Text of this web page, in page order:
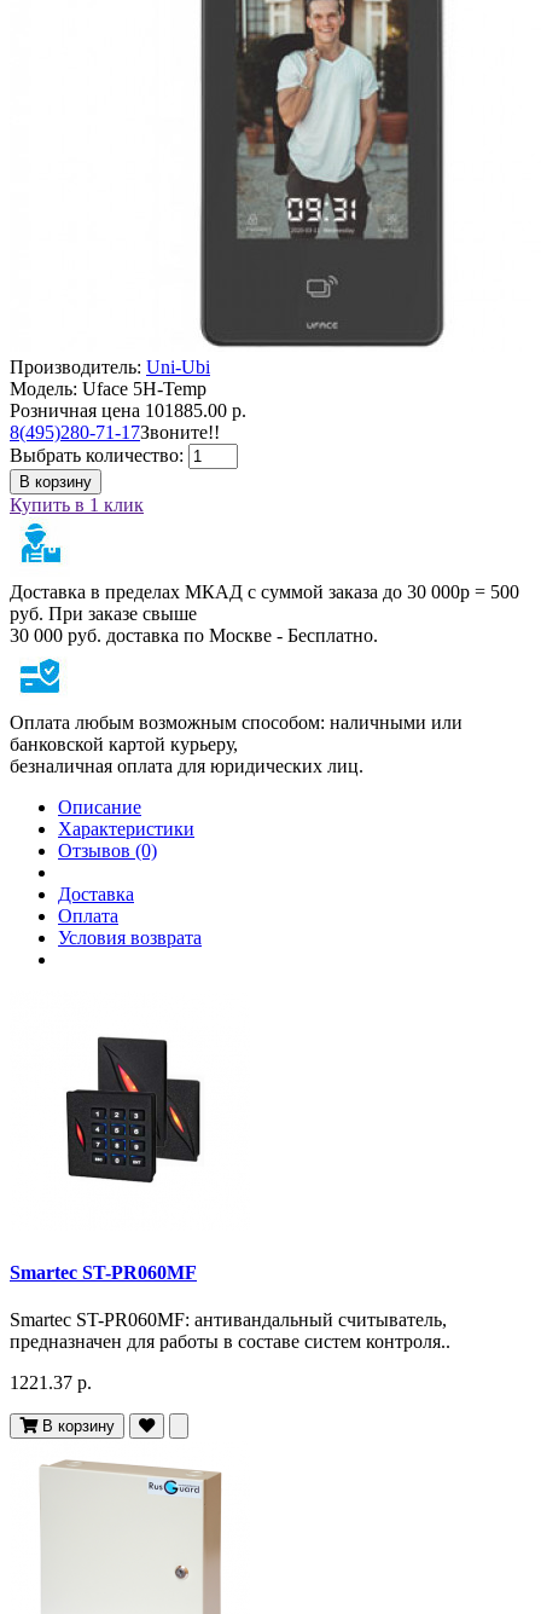
Производитель: Uni-Ubi
Модель: Uface 5H-Temp
Розничная цена 101885.00 р.
8(495)280-71-17Звоните!!
Выбрать количество:
В корзину
Купить в 1 клик
Доставка в пределах МКАД с суммой заказа до 30 000р = 500
руб. При заказе свыше
30 000 руб. доставка по Москве - Бесплатно.
Оплата любым возможным способом: наличными или
банковской картой курьеру,
безналичная оплата для юридических лиц.
Описание
Характеристики
Отзывов (0)
Доставка
Оплата
Условия возврата
Smartec ST-PR060MF
Smartec ST-PR060MF: антивандальный считыватель,
предназначен для работы в составе систем контроля..
1221.37 р.
В корзину